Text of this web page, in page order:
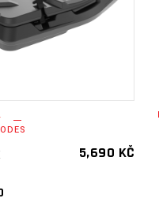
KOŠÍKU
5,690 KČ